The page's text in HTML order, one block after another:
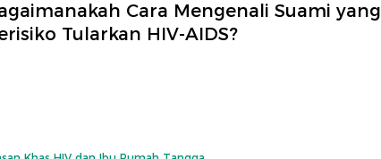
Cara Mengenali Suami yang
Tularkan HIV-AIDS?